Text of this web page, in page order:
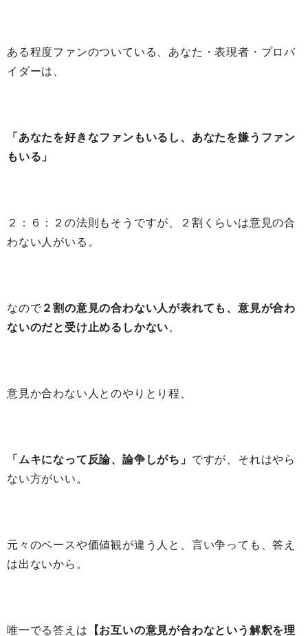
ある程度ファンのついている、あなた・表現者・プロバ
イダーは、
「あなたを好きなファンもいるし、あなたを嫌うファン
もいる」
２：６：２の法則もそうですが、２割くらいは意見の合
わない人がいる。
なので ２割の意見の合わない人が表れても、意見が合わ
ないのだと受け止めるしかない。
意見か合わない人とのやりとり程、
「ムキになって反論、論争しがち」 ですが、それはやら
ない方がいい。
元々のベースや価値観が違う人と、言い争っても、答え
は出ないから。
唯一でる答えは 【お互いの意見が合わなという解釈を理